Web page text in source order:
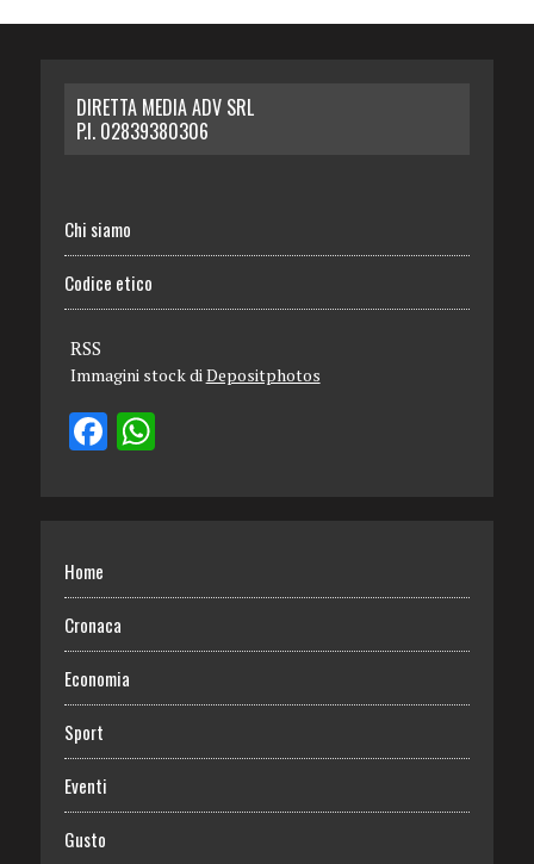
DIRETTA MEDIA ADV SRL
P.I. 02839380306
Chi siamo
Codice etico
RSS
Immagini stock di Depositphotos
Home
Cronaca
Economia
Sport
Eventi
Gusto